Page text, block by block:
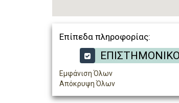
Επίπεδα πληροφορίας:
Εμφάνιση Όλων
Απόκρυψη Όλων